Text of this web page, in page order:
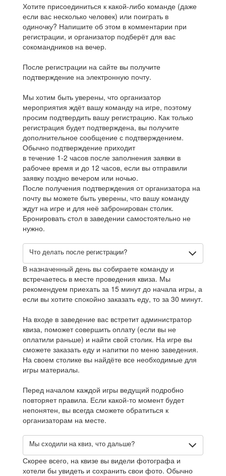
Хотите присоединиться к какой-либо команде (даже
если вас несколько человек) или поиграть в
одиночку? Напишите об этом в комментарии при
регистрации, и организатор подберёт для вас
сокомандников на вечер.
После регистрации на сайте вы получите
подтверждение на электронную почту.
Мы хотим быть уверены, что организатор
мероприятия ждёт вашу команду на игре, поэтому
просим подтвердить вашу регистрацию. Как только
регистрация будет подтверждена, вы получите
дополнительное сообщение с подтверждением.
Обычно подтверждение приходит
в течение 1-2 часов после заполнения заявки в
рабочее время и до 12 часов, если вы отправили
заявку поздно вечером или ночью.
После получения подтверждения от организатора на
почту вы можете быть уверены, что вашу команду
ждут на игре и для неё забронирован столик.
Бронировать стол в заведении самостоятельно не
нужно.
Что делать после регистрации?
В назначенный день вы собираете команду и
встречаетесь в месте проведения квиза. Мы
рекомендуем приехать за 15 минут до начала игры, а
если вы хотите спокойно заказать еду, то за 30 минут.
На входе в заведение вас встретит администратор
квиза, поможет совершить оплату (если вы не
оплатили раньше) и найти свой столик. На игре вы
сможете заказать еду и напитки по меню заведения.
На своем столике вы найдёте все необходимые для
игры материалы.
Перед началом каждой игры ведущий подробно
повторяет правила. Если какой-то момент будет
непонятен, вы всегда сможете обратиться к
организаторам на месте.
Мы сходили на квиз, что дальше?
Скорее всего, на квизе вы видели фотографа и
хотели бы увидеть и сохранить свои фото. Обычно